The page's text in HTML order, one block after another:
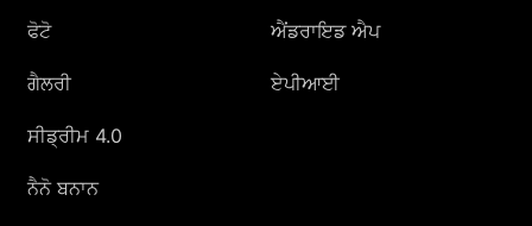
ਫੋਟੋ
ਗੈਲਰੀ
ਸੀਡ੍ਰੀਮ 4.0
ਨੈਨੋ ਬਨਾਨ
ਐਂਡਰਾਇਡ ਐਪ
ਏਪੀਆਈ